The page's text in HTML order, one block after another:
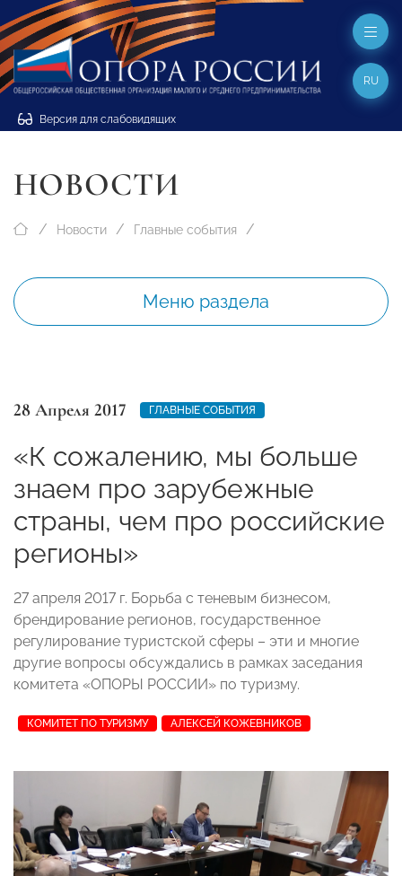
Версия для слабовидящих
RU
НОВОСТИ
Новости Главные события
Меню раздела
28 Апреля 2017 ГЛАВНЫЕ СОБЫТИЯ
«К сожалению, мы больше
знаем про зарубежные
страны, чем про российские
регионы»
27 апреля 2017 г. Борьба с теневым бизнесом,
брендирование регионов, государственное
регулирование туристской сферы – эти и многие
другие вопросы обсуждались в рамках заседания
комитета «ОПОРЫ РОССИИ» по туризму.
КОМИТЕТ ПО ТУРИЗМУ АЛЕКСЕЙ КОЖЕВНИКОВ